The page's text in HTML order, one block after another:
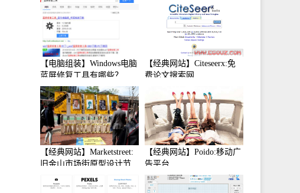
【电脑组装】Windows电脑
蓝屏修复工具有哪些？
【经典网站】Citeseerx:免
费论文搜索网
【经典网站】Marketstreet:
旧金山市场街原型设计节
【经典网站】Poido:移动广
告平台